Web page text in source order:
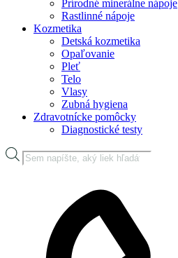
Prírodné minerálne nápoje
Rastlinné nápoje
Kozmetika
Detská kozmetika
Opaľovanie
Pleť
Telo
Vlasy
Zubná hygiena
Zdravotnícke pomôcky
Diagnostické testy
Products
search